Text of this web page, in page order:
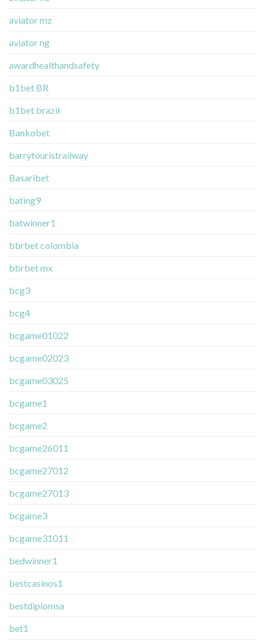
aviator mz
aviator ng
awardhealthandsafety
b1bet BR
b1bet brazil
Bankobet
barrytouristrailway
Basaribet
bating9
batwinner1
bbrbet colombia
bbrbet mx
bcg3
bcg4
bcgame01022
bcgame02023
bcgame03025
bcgame1
bcgame2
bcgame26011
bcgame27012
bcgame27013
bcgame3
bcgame31011
bedwinner1
bestcasinos1
bestdiplomsa
bet1